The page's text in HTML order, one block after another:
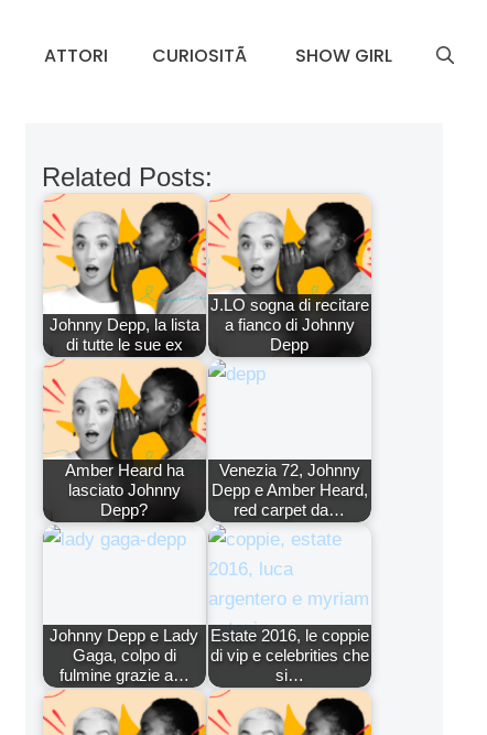
ATTORI CURIOSITÃ SHOW GIRL
Related Posts:
Johnny Depp, la lista
di tutte le sue ex
J.LO sogna di recitare
a fianco di Johnny
Depp
Amber Heard ha
lasciato Johnny
Depp?
Venezia 72, Johnny
Depp e Amber Heard,
red carpet da…
Johnny Depp e Lady
Gaga, colpo di
fulmine grazie a…
Estate 2016, le coppie
di vip e celebrities che
si…